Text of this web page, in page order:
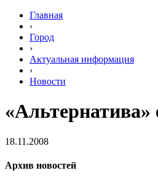
Главная
›
Город
›
Актуальная информация
›
Новости
«Альтернатива»
18.11.2008
Архив новостей